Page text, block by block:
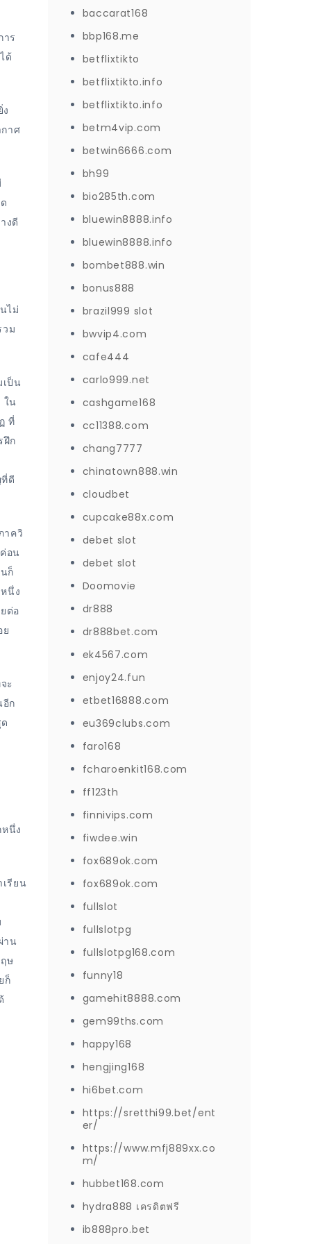
ร
ด้
าศ
งดี
ไม่
ม
ป็น
ใน
ที่
ฝึก
ดี
าควิ
อน
ก็
นึ่ง
ต่อ
ะ
ก
นึ่ง
รียน
าน
ษ
ก็
baccarat168
bbp168.me
betflixtikto
betflixtikto.info
betflixtikto.info
betm4vip.com
betwin6666.com
bh99
bio285th.com
bluewin8888.info
bluewin8888.info
bombet888.win
bonus888
brazil999 slot
bwvip4.com
cafe444
carlo999.net
cashgame168
cc11388.com
chang7777
chinatown888.win
cloudbet
cupcake88x.com
debet slot
debet slot
Doomovie
dr888
dr888bet.com
ek4567.com
enjoy24.fun
etbet16888.com
eu369clubs.com
faro168
fcharoenkit168.com
ff123th
finnivips.com
fiwdee.win
fox689ok.com
fox689ok.com
fullslot
fullslotpg
fullslotpg168.com
funny18
gamehit8888.com
gem99ths.com
happy168
hengjing168
hi6bet.com
https://sretthi99.bet/ent
er/
https://www.mfj889xx.co
m/
hubbet168.com
hydra888 เครดิตฟรี
ib888pro.bet